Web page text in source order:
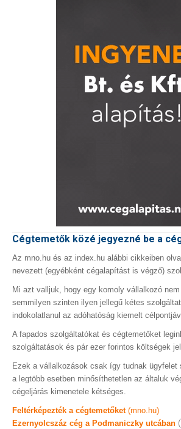
Cégtemetők közé jegyezné be a
Az mno.hu és az index.hu alábbi cikkeiben
nevezett (egyébként cégalapítást is végző)
Mi azt valljuk, hogy egy komoly vállalkozó
semmilyen szinten ilyen jellegű kétes
indokolatlanul az adóhatóság kiemelt
A fapados szolgáltatókat és cégtemetőket
szolgáltatások és pár ezer forintos költségek
Ezek a vállalkozások csak így tudnak ügyfelet
a legtöbb esetben minősíthetetlen az általuk
cégeljárás kimenetele kétséges.
Feltérképezték a cégtemetőket (mno.hu)
Ezernyolcszáz cég a Podmaniczky utcában